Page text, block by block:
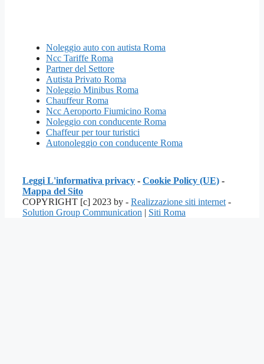
Noleggio auto con autista Roma
Ncc Tariffe Roma
Partner del Settore
Autista Privato Roma
Noleggio Minibus Roma
Chauffeur Roma
Ncc Aeroporto Fiumicino Roma
Noleggio con conducente Roma
Chaffeur per tour turistici
Autonoleggio con conducente Roma
Leggi L'informativa privacy - Cookie Policy (UE) -
Mappa del Sito
COPYRIGHT [c] 2023 by - Realizzazione siti internet -
Solution Group Communication | Siti Roma